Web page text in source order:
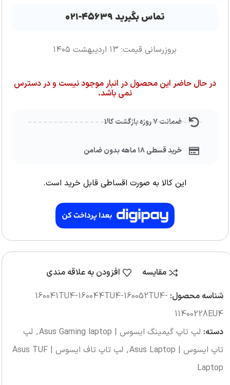
تماس بگیرید ۴۵۶۳۹-۰۲۱
بروزرسانی قیمت: ۱۳ اردیبهشت ۱۴۰۵
در حال حاضر این محصول در انبار موجود نیست و در دسترس
نمی باشد.
ضمانت ۷ روزه بازگشت کالا
خرید قسطی ۱۸ ماهه بدون ضامن
این کالا به صورت اقساطی قابل خرید است.
مقایسه
افزودن به علاقه مندی
شناسه محصول: 160041TU4-160044TU4-160052TU4-
11400228EU4
دسته: لپ تاپ گیمینگ ایسوس | Asus Gaming laptop , لپ
تاپ ایسوس | Asus Laptop
,
لپ تاپ تاف ایسوس | Asus TUF
Laptop